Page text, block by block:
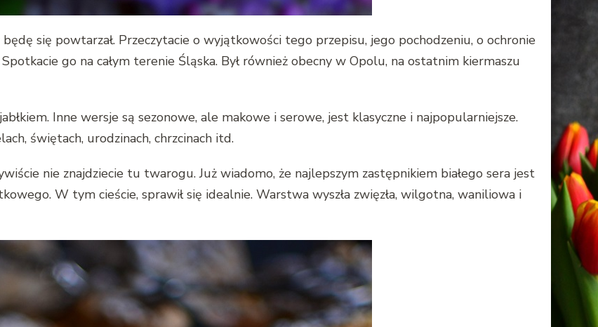
się powtarzał. Przeczytacie o wyjątkowości tego przepisu, jego pochodzeniu, o ochronie
go na całym terenie Śląska. Był również obecny w Opolu, na ostatnim kiermaszu
Inne wersje są sezonowe, ale makowe i serowe, jest klasyczne i najpopularniejsze.
świętach, urodzinach, chrzcinach itd.
nie znajdziecie tu twarogu. Już wiadomo, że najlepszym zastępnikiem białego sera jest
W tym cieście, sprawił się idealnie. Warstwa wyszła zwięzła, wilgotna, waniliowa i